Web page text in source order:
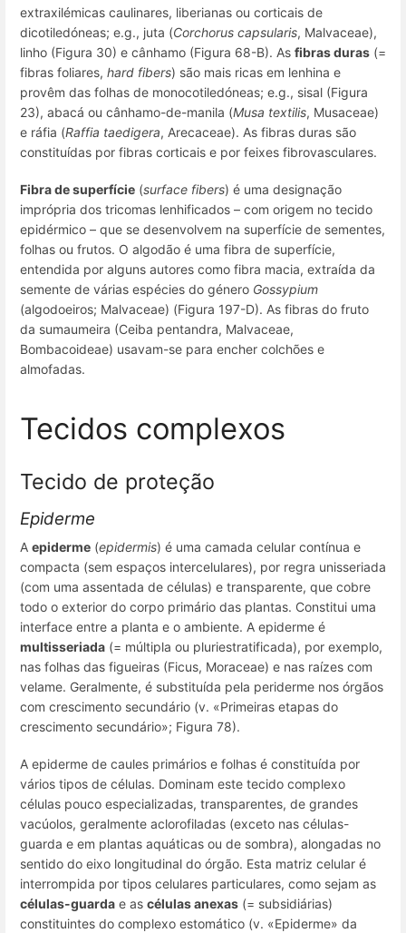
extraxilémicas caulinares, liberianas ou corticais de
dicotiledóneas; e.g., juta (Corchorus capsularis, Malvaceae),
linho (Figura 30) e cânhamo (Figura 68-B). As fibras duras (=
fibras foliares, hard fibers) são mais ricas em lenhina e
provêm das folhas de monocotiledóneas; e.g., sisal (Figura
23), abacá ou cânhamo-de-manila (Musa textilis, Musaceae)
e ráfia (Raffia taedigera, Arecaceae). As fibras duras são
constituídas por fibras corticais e por feixes fibrovasculares.
Fibra de superfície (surface fibers) é uma designação
imprópria dos tricomas lenhificados – com origem no tecido
epidérmico – que se desenvolvem na superfície de sementes,
folhas ou frutos. O algodão é uma fibra de superfície,
entendida por alguns autores como fibra macia, extraída da
semente de várias espécies do género Gossypium
(algodoeiros; Malvaceae) (Figura 197-D). As fibras do fruto
da sumaumeira (Ceiba pentandra, Malvaceae,
Bombacoideae) usavam-se para encher colchões e
almofadas.
Tecidos complexos
Tecido de proteção
Epiderme
A epiderme (epidermis) é uma camada celular contínua e
compacta (sem espaços intercelulares), por regra unisseriada
(com uma assentada de células) e transparente, que cobre
todo o exterior do corpo primário das plantas. Constitui uma
interface entre a planta e o ambiente. A epiderme é
multisseriada (= múltipla ou pluriestratificada), por exemplo,
nas folhas das figueiras (Ficus, Moraceae) e nas raízes com
velame. Geralmente, é substituída pela periderme nos órgãos
com crescimento secundário (v. «Primeiras etapas do
crescimento secundário»; Figura 78).
A epiderme de caules primários e folhas é constituída por
vários tipos de células. Dominam este tecido complexo
células pouco especializadas, transparentes, de grandes
vacúolos, geralmente aclorofiladas (exceto nas células-
guarda e em plantas aquáticas ou de sombra), alongadas no
sentido do eixo longitudinal do órgão. Esta matriz celular é
interrompida por tipos celulares particulares, como sejam as
células-guarda e as células anexas (= subsidiárias)
constituintes do complexo estomático (v. «Epiderme» da